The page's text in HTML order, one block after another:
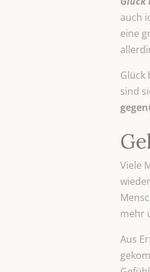
auch
eine
Glück
sind
Viele
mehr
Aus